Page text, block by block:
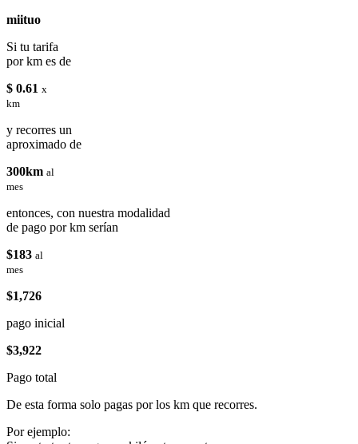
miituo
Si tu tarifa
por km es de
$ 0.61 x
km
y recorres un
aproximado de
300km al
mes
entonces, con nuestra modalidad
de pago por km serían
$183 al
mes
$1,726
pago inicial
$3,922
Pago total
De esta forma solo pagas por los km que recorres.
Por ejemplo: